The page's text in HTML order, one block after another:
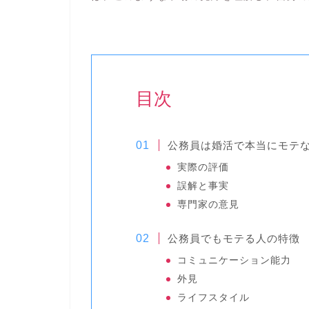
目次
公務員は婚活で本当にモテ
実際の評価
誤解と事実
専門家の意見
公務員でもモテる人の特徴
コミュニケーション能力
外見
ライフスタイル